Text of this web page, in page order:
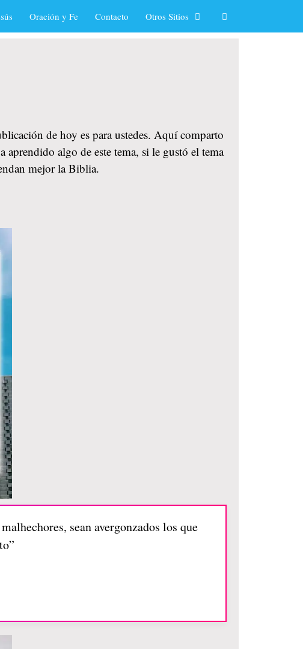
Oración y Fe Contacto Otros Sitios
de hoy es para ustedes. Aquí comparto
algo de este tema, si le gustó el tema
mejor la Biblia.
sean avergonzados los que